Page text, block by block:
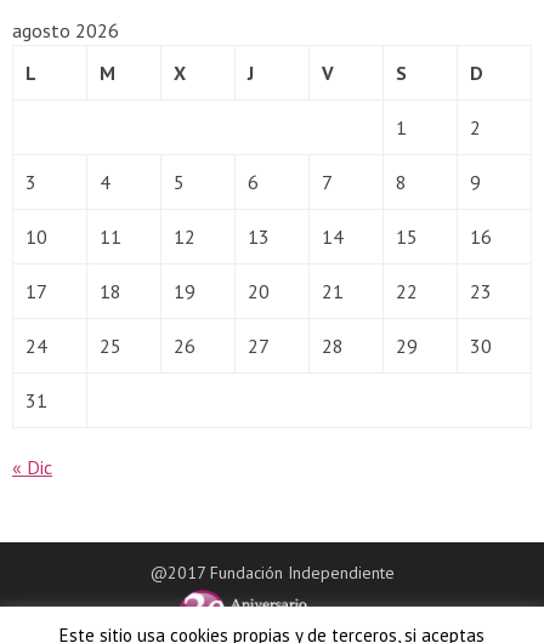
agosto 2026
L
M X J V S D
1 2
3 4 5 6 7 8 9
10 11 12 13 14 15 16
17 18 19 20 21 22 23
24 25 26 27 28 29 30
31
« Dic
@2017 Fundación Independiente
Este sitio usa cookies propias y de terceros, si aceptas